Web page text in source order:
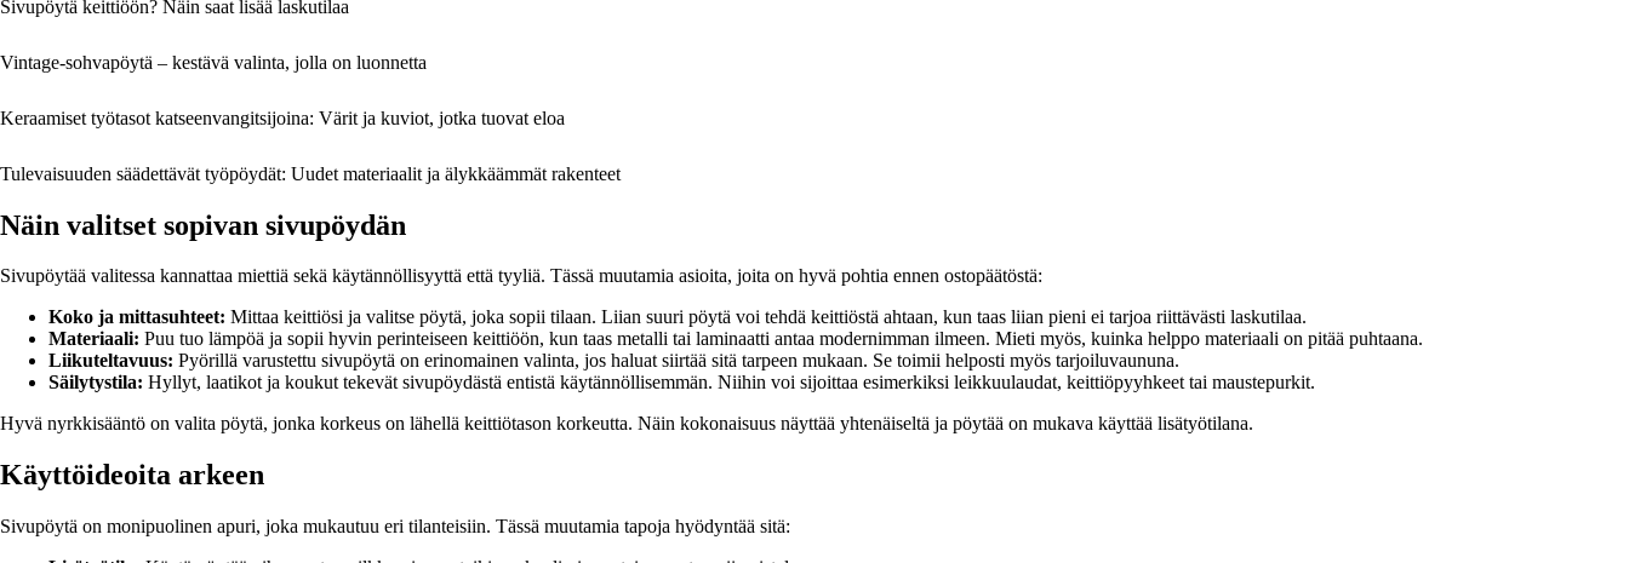
Sivupöytä keittiöön? Näin saat lisää laskutilaa
Vintage-sohvapöytä – kestävä valinta, jolla on luonnetta
Keraamiset työtasot katseenvangitsijoina: Värit ja kuviot, jotka tuovat eloa
Tulevaisuuden säädettävät työpöydät: Uudet materiaalit ja älykkäämmät rakenteet
Näin valitset sopivan sivupöydän
Sivupöytää valitessa kannattaa miettiä sekä käytännöllisyyttä että tyyliä. Tässä muutamia asioita, joita on hyvä pohtia ennen ostopäätöstä:
Koko ja mittasuhteet: Mittaa keittiösi ja valitse pöytä, joka sopii tilaan. Liian suuri pöytä voi tehdä keittiöstä ahtaan, kun taas liian pieni ei tarjoa riittävästi laskutilaa.
Materiaali: Puu tuo lämpöä ja sopii hyvin perinteiseen keittiöön, kun taas metalli tai laminaatti antaa modernimman ilmeen. Mieti myös, kuinka helppo materiaali on pitää puhtaana.
Liikuteltavuus: Pyörillä varustettu sivupöytä on erinomainen valinta, jos haluat siirtää sitä tarpeen mukaan. Se toimii helposti myös tarjoiluvaununa.
Säilytystila: Hyllyt, laatikot ja koukut tekevät sivupöydästä entistä käytännöllisemmän. Niihin voi sijoittaa esimerkiksi leikkuulaudat, keittiöpyyhkeet tai maustepurkit.
Hyvä nyrkkisääntö on valita pöytä, jonka korkeus on lähellä keittiötason korkeutta. Näin kokonaisuus näyttää yhtenäiseltä ja pöytää on mukava käyttää lisätyötilana.
Käyttöideoita arkeen
Sivupöytä on monipuolinen apuri, joka mukautuu eri tilanteisiin. Tässä muutamia tapoja hyödyntää sitä: